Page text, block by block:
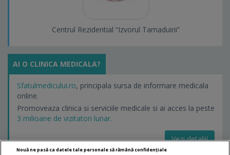
Centrul Rezidential “Izvorul Tamaduirii”
AI O CLINICA MEDICALA?
Sfatulmedicului.ro, principala sursa de informare medicala
online.
Promoveaza clinica si serviciile medicale si ai acces la peste
3 milioane de vizitatori lunar.
Vezi detalii!
Nouă ne pasă ca datele tale personale să rămână confidențiale